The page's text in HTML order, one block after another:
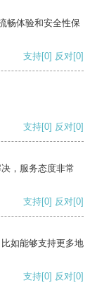
畅体验和安全性保
支持[0] 反对[0]
支持[0] 反对[0]
，服务态度非常
支持[0] 反对[0]
如能够支持更多地
支持[0] 反对[0]